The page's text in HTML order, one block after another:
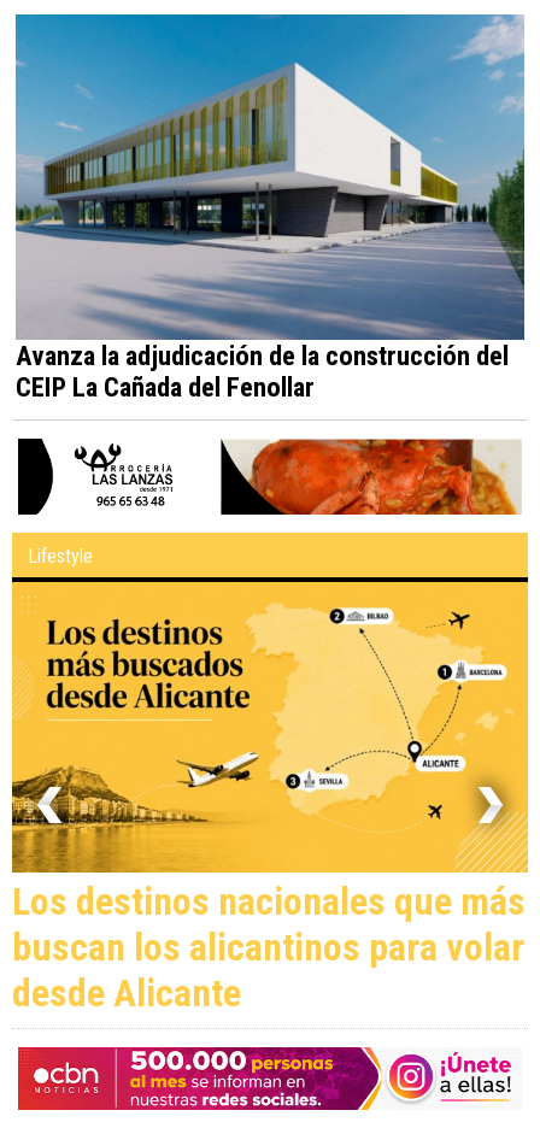
Avanza la adjudicación de la construcción del
CEIP La Cañada del Fenollar
Lifestyle
Los destinos nacionales que más
buscan los alicantinos para volar
desde Alicante